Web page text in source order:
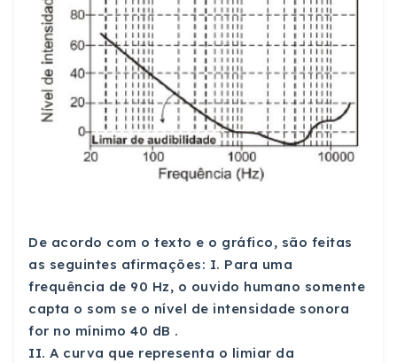
De acordo com o texto e o gráfico, são feitas
as seguintes afirmações: I. Para uma
frequência de 90 Hz, o ouvido humano somente
capta o som se o nível de intensidade sonora
for no mínimo 40 dB .
II. A curva que representa o limiar da